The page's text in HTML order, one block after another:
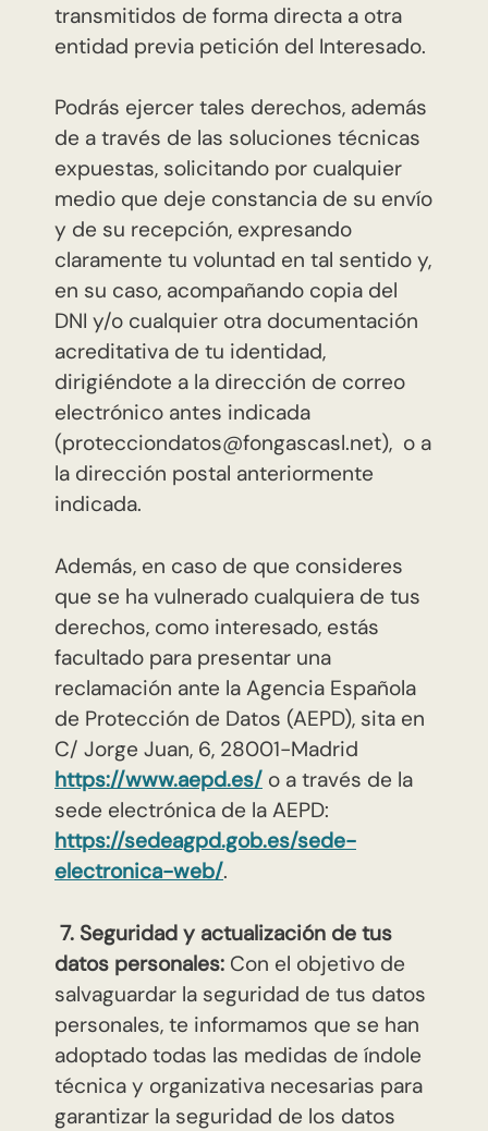
transmitidos de forma directa a otra
entidad previa petición del Interesado.
Podrás ejercer tales derechos, además
de a través de las soluciones técnicas
expuestas, solicitando por cualquier
medio que deje constancia de su envío
y de su recepción, expresando
claramente tu voluntad en tal sentido y,
en su caso, acompañando copia del
DNI y/o cualquier otra documentación
acreditativa de tu identidad,
dirigiéndote a la dirección de correo
electrónico antes indicada
(protecciondatos@fongascasl.net), o a
la dirección postal anteriormente
indicada.
Además, en caso de que consideres
que se ha vulnerado cualquiera de tus
derechos, como interesado, estás
facultado para presentar una
reclamación ante la Agencia Española
de Protección de Datos (AEPD), sita en
C/ Jorge Juan, 6, 28001-Madrid
https://www.aepd.es/ o a través de la
sede electrónica de la AEPD:
https://sedeagpd.gob.es/sede-
electronica-web/.
7. Seguridad y actualización de tus
datos personales: Con el objetivo de
salvaguardar la seguridad de tus datos
personales, te informamos que se han
adoptado todas las medidas de índole
técnica y organizativa necesarias para
garantizar la seguridad de los datos